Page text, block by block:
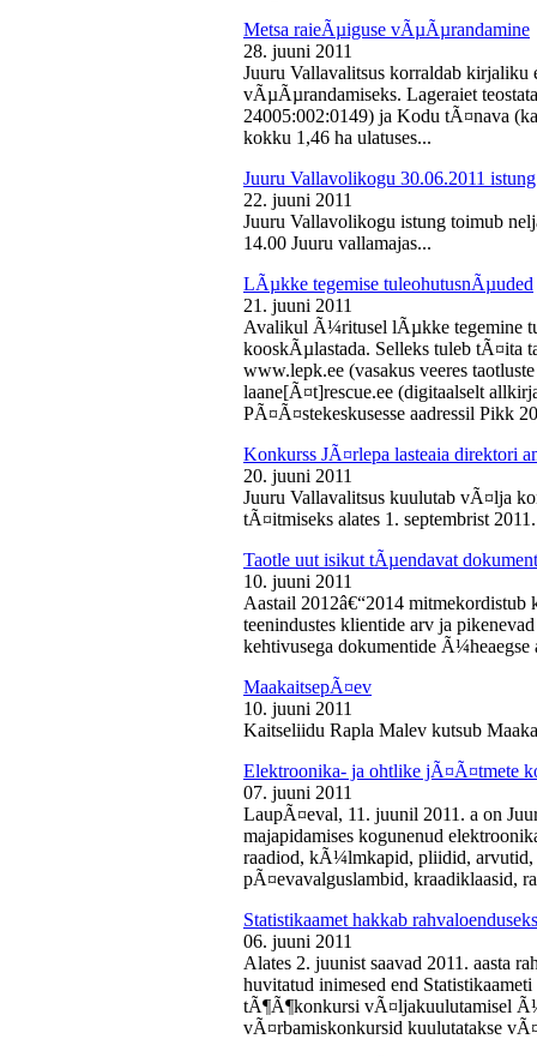
Metsa raieÃµiguse vÃµÃµrandamine
28. juuni 2011
Juuru Vallavalitsus korraldab kirjaliku
vÃµÃµrandamiseks. Lageraiet
24005:002:0149) ja Kodu tÃ¤nava
kokku 1,46 ha ulatuses...
Juuru Vallavolikogu 30.06.2011 istung
22. juuni 2011
Juuru Vallavolikogu istung toimub
14.00 Juuru vallamajas...
LÃµkke tegemise tuleohutusnÃµuded
21. juuni 2011
Avalikul Ã¼ritusel lÃµkke tegemine
kooskÃµlastada. Selleks tuleb tÃ¤ita
www.lepk.ee (vasakus veeres
laane[Ã¤t]rescue.ee (digitaalselt
PÃ¤Ã¤stekeskusesse aadressil Pikk
Konkurss JÃ¤rlepa lasteaia direktori
20. juuni 2011
Juuru Vallavalitsus kuulutab vÃ¤lja
tÃ¤itmiseks alates 1. septembrist
Taotle uut isikut tÃµendavat
10. juuni 2011
Aastail 2012â€“2014
teenindustes klientide arv ja
kehtivusega dokumentide Ã¼heaegse
MaakaitsepÃ¤ev
10. juuni 2011
Kaitseliidu Rapla Malev kutsub
Elektroonika- ja ohtlike jÃ¤Ã¤tmete
07. juuni 2011
LaupÃ¤eval, 11. juunil 2011. a on
majapidamises kogunenud
raadiod, kÃ¼lmkapid, pliidid,
pÃ¤evavalguslambid, kraadiklaasid,
Statistikaamet hakkab
06. juuni 2011
Alates 2. juunist saavad 2011. aasta
huvitatud inimesed end
tÃ¶Ã¶konkursi vÃ¤ljakuulutamisel
vÃ¤rbamiskonkursid kuulutatakse